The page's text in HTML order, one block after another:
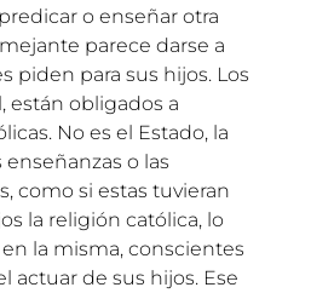
o enseñar otra
parece darse a
piden para sus hijos. Los
están obligados a
No es el Estado, la
o las
como si estas tuvieran
la religión católica, lo
la misma, conscientes
actuar de sus hijos. Ese